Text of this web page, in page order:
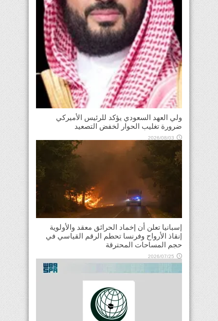
ولي العهد السعودي يؤكد للرئيس الأميركي
ضرورة تغليب الحوار لخفض التصعيد
2026/08/03
إسبانيا تعلن أن إخماد الحرائق معقد والأولوية
إنقاذ الأرواح وفرنسا تحطم الرقم القياسي في
حجم المساحات المحترقة
2026/07/25